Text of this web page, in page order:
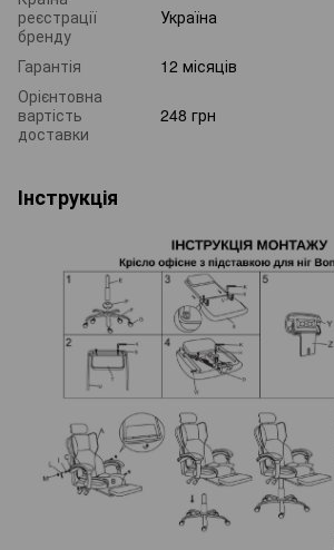
реєстрації
бренду
Україна
Гарантія
12 місяців
Орієнтовна
вартість
доставки
248 грн
Інструкція